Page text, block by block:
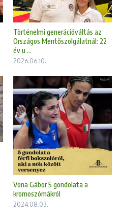
Történelmi generációváltás az
Országos Mentőszolgálatnál: 22
év u ...
2026.06.10.
Vona Gábor 5 gondolata a
kromoszómákról
2024.08.03.